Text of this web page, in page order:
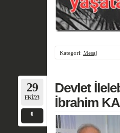
Kategori: Mesaj
29
EKI/23
0
Devlet
İbrahim